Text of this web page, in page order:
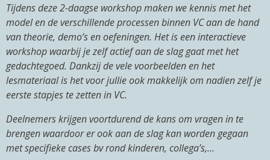
Tijdens deze 2-daagse workshop maken we kennis met het
model en de verschillende processen binnen VC aan de hand
van theorie, demo’s en oefeningen. Het is een interactieve
workshop waarbij je zelf actief aan de slag gaat met het
gedachtegoed. Dankzij de vele voorbeelden en het
lesmateriaal is het voor jullie ook makkelijk om nadien zelf je
eerste stapjes te zetten in VC.
Deelnemers krijgen voortdurend de kans om vragen in te
brengen waardoor er ook aan de slag kan worden gegaan
met specifieke cases bv rond kinderen, collega’s,…